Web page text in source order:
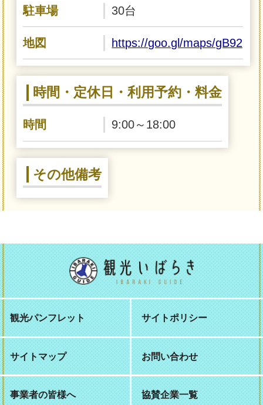
駐車場 30台
地図 https://goo.gl/maps/
時間・定休日・利用予約・料金
時間 9:00～18:00
その他備考
観光パンフレット サイトポリシー
サイトマップ お問い合わせ
事業者の皆様へ 協賛企業一覧